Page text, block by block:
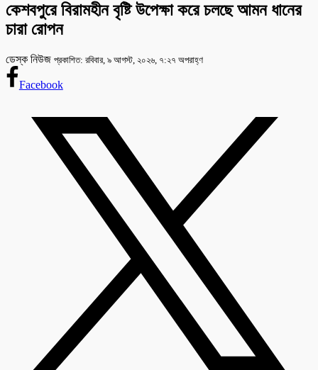
কেশবপুরে বিরামহীন বৃষ্টি উপেক্ষা করে চলছে আমন ধানের
চারা রোপন
ডেস্ক নিউজ প্রকাশিত: রবিবার, ৯ আগস্ট, ২০২৬, ৭:২৭ অপরাহ্ণ
Facebook